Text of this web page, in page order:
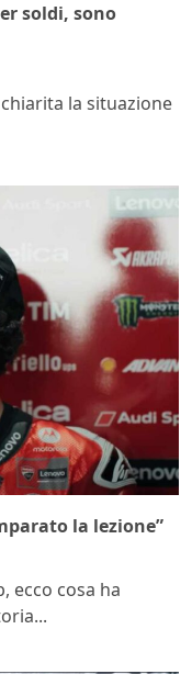
soldi, sono
la situazione
la lezione”
ecco cosa ha